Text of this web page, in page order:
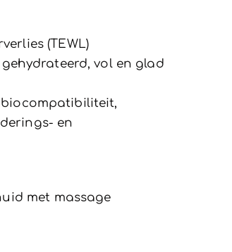
(TEWL)
vol en glad
en
met massage